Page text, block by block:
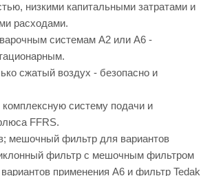
низкими капитальными затратами и
расходами.
системам A2 или A6 -
сжатый воздух - безопасно и
систему подачи и
FFRS.
мешочный фильтр для вариантов
фильтр с мешочным фильтром
применения A6 и фильтр Tedak